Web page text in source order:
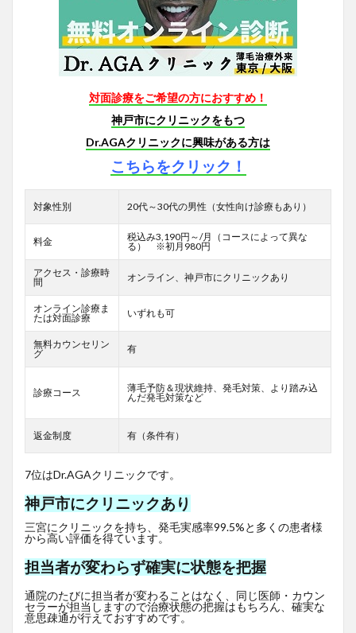
対面診療をご希望の方におすすめ！
神戸市にクリニックをもつ
Dr.AGAクリニックに興味がある方は
こちらをクリック！
対象性別 20代～30代の男性（女性向け診療もあり）
料金
税込み3,190円～/月（コースによって異な
る） ※初月980円
アクセス・診療時
間
オンライン、神戸市にクリニックあり
オンライン診療ま
たは対面診療
いずれも可
無料カウンセリン
グ
有
診療コース
薄毛予防＆現状維持、発毛対策、より踏み込
んだ発毛対策など
返金制度 有（条件有）
7位はDr.AGAクリニックです。
神戸市にクリニックあり
三宮にクリニックを持ち、発毛実感率99.5%と多くの患者様
から高い評価を得ています。
担当者が変わらず確実に状態を把握
通院のたびに担当者が変わることはなく、同じ医師・カウン
セラーが担当しますので治療状態の把握はもちろん、確実な
意思疎通が行えておすすめです。